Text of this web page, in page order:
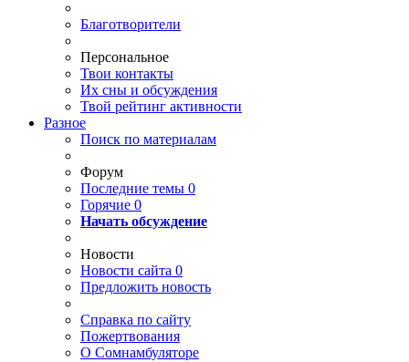
Благотворители
Персональное
Твои контакты
Их сны и обсуждения
Твой рейтинг активности
Разное
Поиск по материалам
Форум
Последние темы 0
Горячие 0
Начать обсуждение
Новости
Новости сайта 0
Предложить новость
Справка по сайту
Пожертвования
О Сомнамбуляторе